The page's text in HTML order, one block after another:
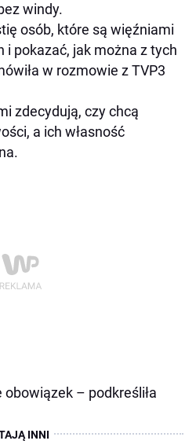
windy.
osób, które są więźniami
pokazać, jak można z tych
w rozmowie z TVP3
zdecydują, czy chcą
a ich własność
– podkreśliła